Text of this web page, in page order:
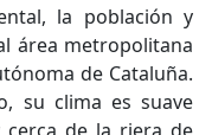
la población y
área metropolitana
de Cataluña.
su clima es suave